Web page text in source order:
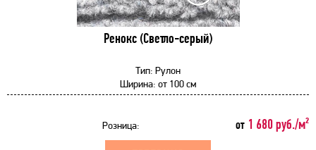
Ренокс (Светло-серый)
Тип: Рулон
Ширина: от 100 см
Розница: от 1 680 руб./м²